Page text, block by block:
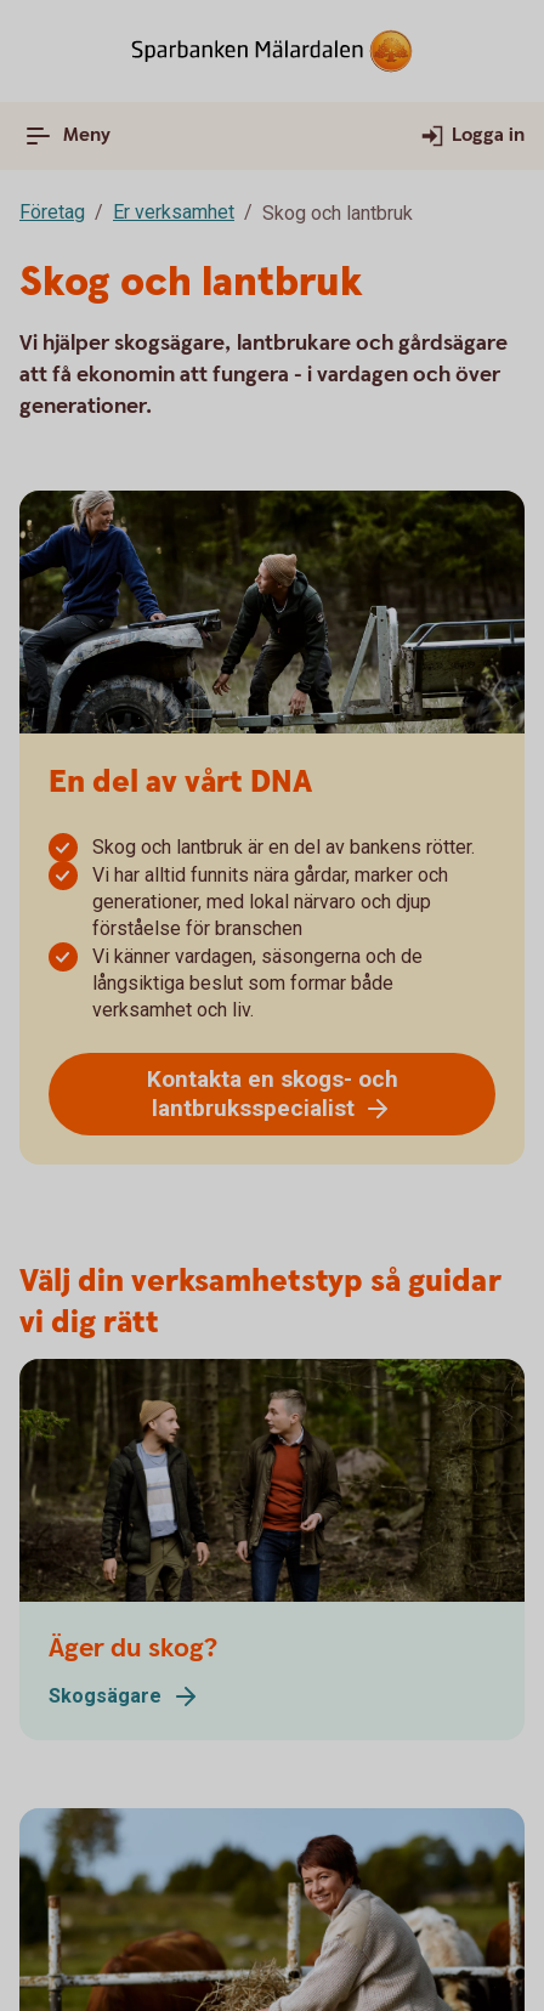
Meny Logga in
Företag Er verksamhet Skog och lantbruk
Skog och lantbruk
Vi hjälper skogsägare, lantbrukare och gårdsägare
att få ekonomin att fungera - i vardagen och över
generationer.
En del av vårt DNA
Skog och lantbruk är en del av bankens rötter.
Vi har alltid funnits nära gårdar, marker och
generationer, med lokal närvaro och djup
förståelse för branschen
Vi känner vardagen, säsongerna och de
långsiktiga beslut som formar både
verksamhet och liv.
Kontakta en skogs- och
lantbruksspecialist
Välj din verksamhetstyp så guidar
vi dig rätt
Äger du skog?
Skogsägare